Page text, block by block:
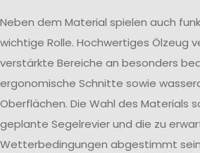
Neben dem Material spielen auch
wichtige Rolle. Hochwertiges Ölzeug
verstärkte Bereiche an besonders
ergonomische Schnitte sowie
Oberflächen. Die Wahl des Materials
geplante Segelrevier und die zu
Wetterbedingungen abgestimmt